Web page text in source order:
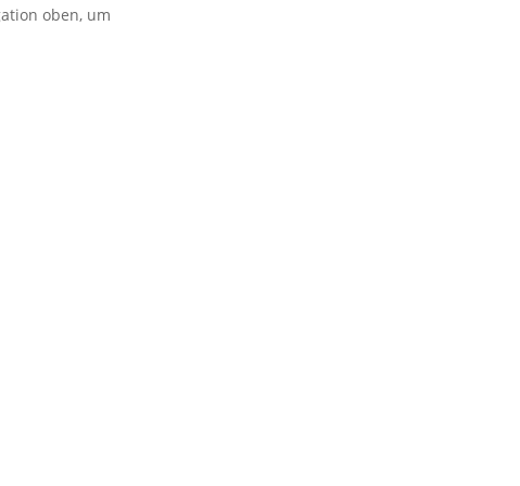
oben, um